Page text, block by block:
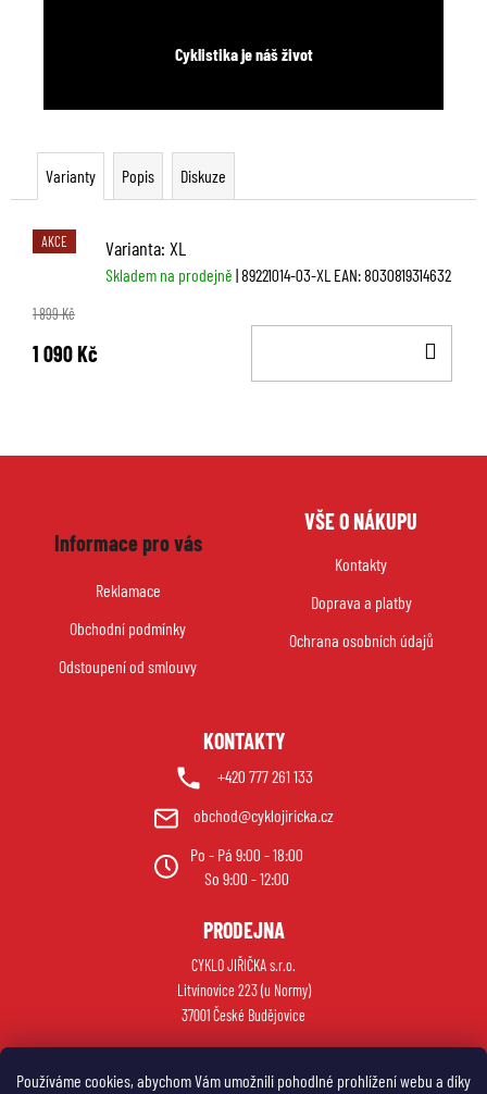
Používáme cookies, abychom Vám umožnili pohodlné prohlížení webu a díky
Cyklistika je náš život
Varianty Popis Diskuze
AKCE Varianta: XL
Skladem na prodejně | 89221014-03-XL EAN:8030819314632
1 899 Kč
1 090 Kč
Informace pro vás
Reklamace
Obchodní podmínky
Odstoupení od smlouvy
VŠE O NÁKUPU
Kontakty
Doprava a platby
Ochrana osobních údajů
KONTAKTY
+420 777 261 133
obchod@cyklojiricka.cz
Po - Pá 9:00 - 18:00
So 9:00 - 12:00
PRODEJNA
CYKLO JIŘIČKA s.r.o.
Litvínovice 223 (u Normy)
37001 České Budějovice